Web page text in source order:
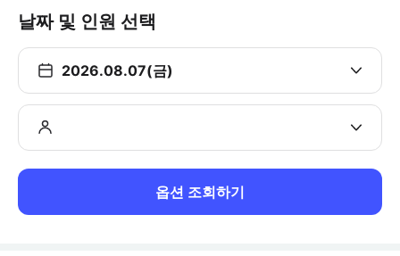
날짜 및 인원 선택
2026.08.07(금)
옵션 조회하기